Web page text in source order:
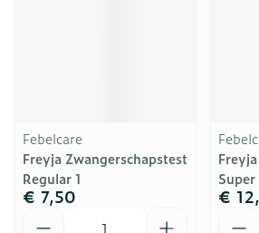
Febelcare
Freyja Zwangerschapstest
Regular 1
€ 7,50
Super
€